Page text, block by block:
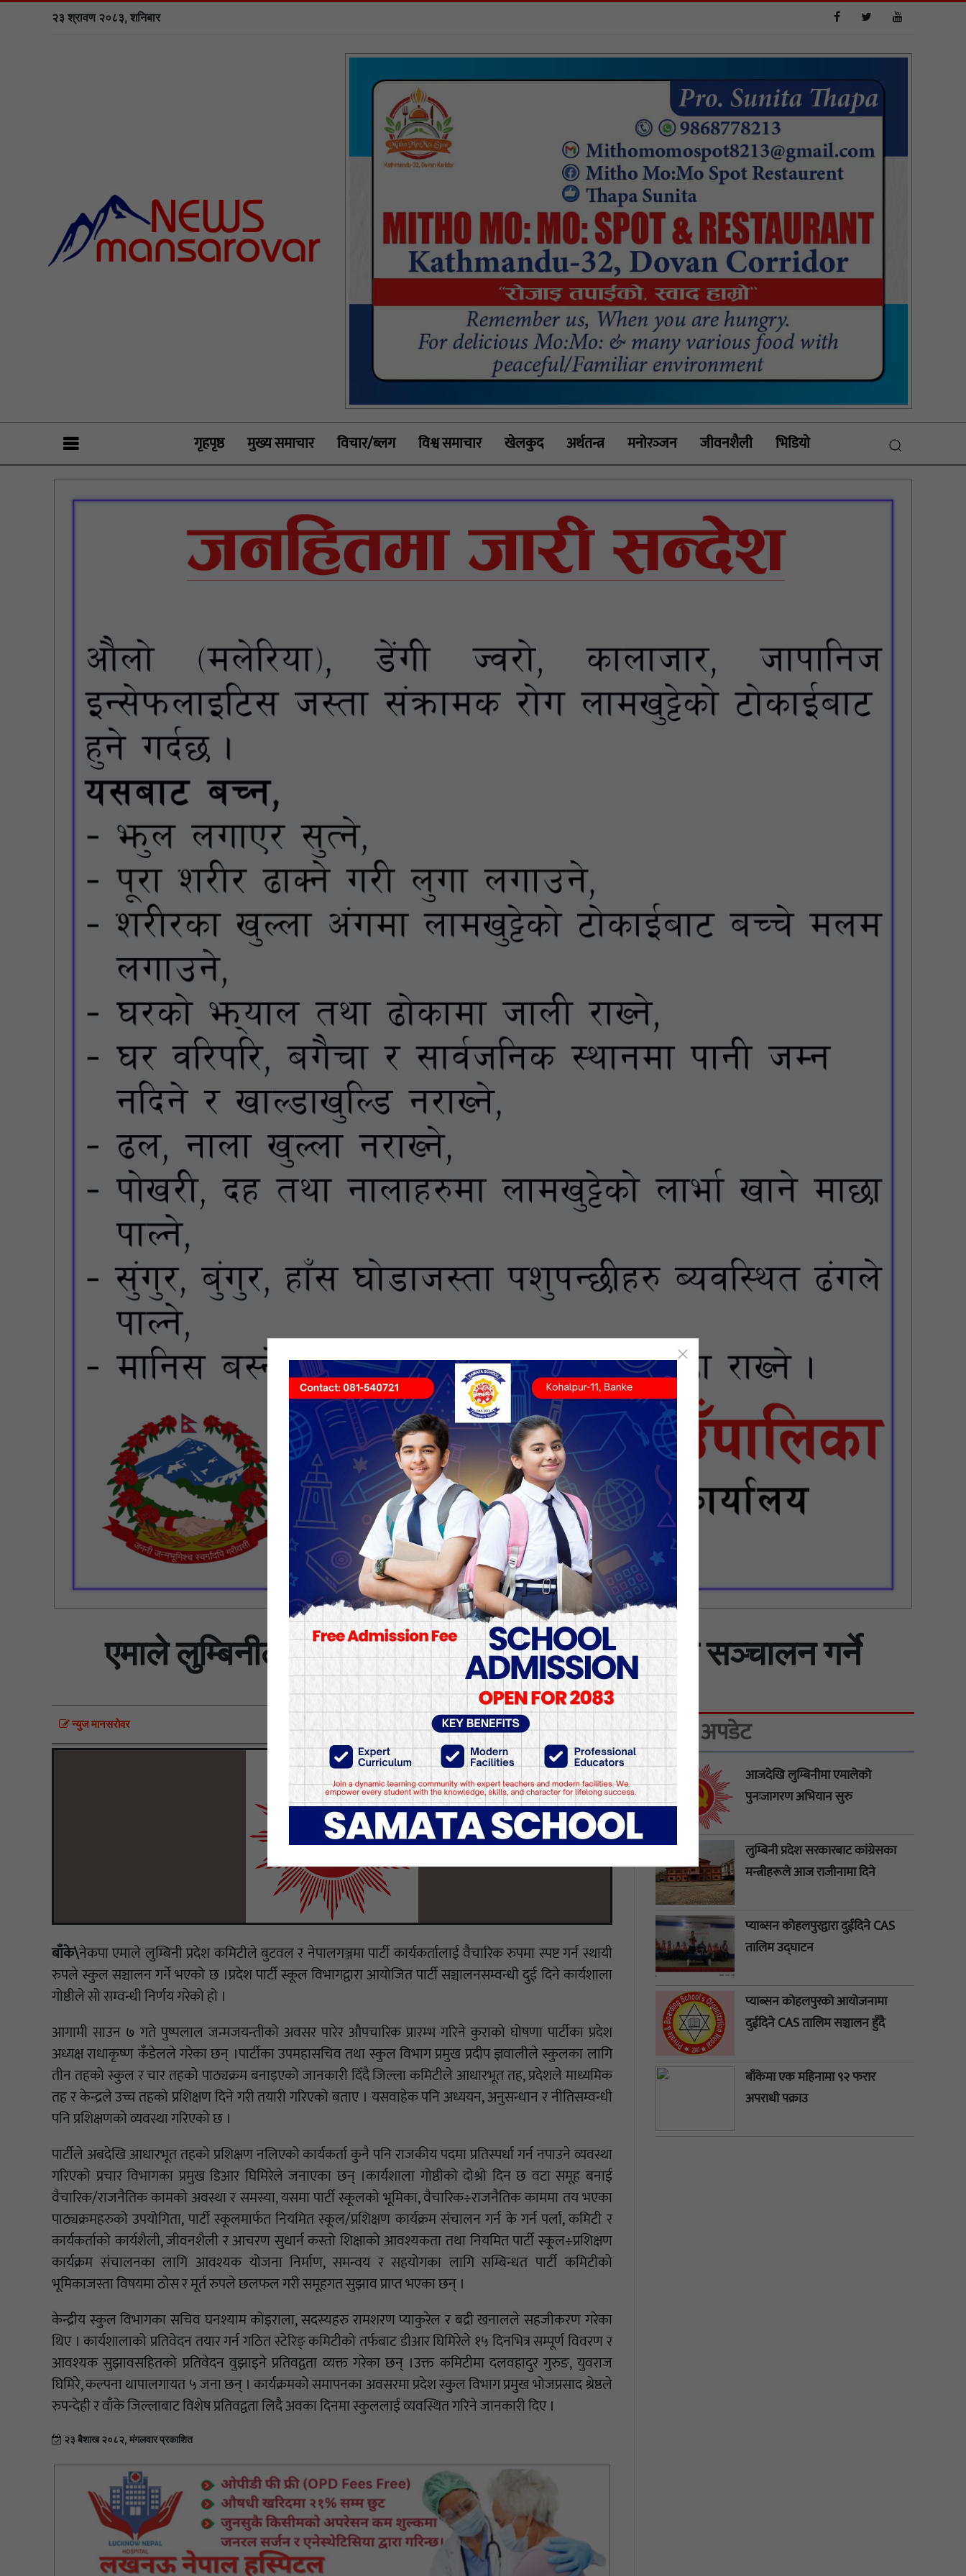
२३ श्रावण २०८३, शनिबार
गृहपृष्ठ मुख्य समाचार विचार/ब्लग विश्व समाचार खेलकुद अर्थतन्त्र मनोरञ्‍जन जीवनशैली भिडियाे
एमाले लुम्बिनीले बुटवल र नेपालगन्जमा स्थायी स्कुल सञ्चालन गर्ने
न्युज मानसराेवर
बाँके\नेकपा एमाले लुम्बिनी प्रदेश कमिटीले बुटवल र नेपालगञ्जमा पार्टी कार्यकर्तालाई वैचारिक रुपमा स्पष्ट गर्न स्थायी
रुपले स्कुल सञ्चालन गर्ने भएको छ ।प्रदेश पार्टी स्कूल विभागद्वारा आयोजित पार्टी सञ्चालनसम्वन्धी दुई दिने कार्यशाला
गोष्ठीले सो सम्वन्धी निर्णय गरेको हो ।
आगामी साउन ७ गते पुष्पलाल जन्मजयन्तीको अवसर पारेर औपचारिक प्रारम्भ गरिने कुराको घोषणा पार्टीका प्रदेश
अध्यक्ष राधाकृष्ण कँडेलले गरेका छन् ।पार्टीका उपमहासचिव तथा स्कुल विभाग प्रमुख प्रदीप ज्ञवालीले स्कुलका लागि
तीन तहको स्कुल र चार तहको पाठ्यक्रम बनाइएको जानकारी दिँदै जिल्ला कमिटीले आधारभूत तह, प्रदेशले माध्यमिक
तह र केन्द्रले उच्च तहको प्रशिक्षण दिने गरी तयारी गरिएको बताए । यसवाहेक पनि अध्ययन, अनुसन्धान र नीतिसम्वन्धी
पनि प्रशिक्षणको व्यवस्था गरिएको छ ।
पार्टीले अबदेखि आधारभूत तहको प्रशिक्षण नलिएको कार्यकर्ता कुनै पनि राजकीय पदमा प्रतिस्पर्धा गर्न नपाउने व्यवस्था
गरिएको प्रचार विभागका प्रमुख डिआर घिमिरेले जनाएका छन् ।कार्यशाला गोष्ठीको दोश्रो दिन छ वटा समूह बनाई
वैचारिक/राजनैतिक कामको अवस्था र समस्या, यसमा पार्टी स्कूलको भूमिका, वैचारिक÷राजनैतिक काममा तय भएका
पाठ्यक्रमहरुको उपयोगिता, पार्टी स्कूलमार्फत नियमित स्कूल/प्रशिक्षण कार्यक्रम संचालन गर्न के गर्न पर्ला, कमिटी र
कार्यकर्ताको कार्यशैली, जीवनशैली र आचरण सुधार्न कस्तो शिक्षाको आवश्यकता तथा नियमित पार्टी स्कूल÷प्रशिक्षण
कार्यक्रम संचालनका लागि आवश्यक योजना निर्माण, समन्वय र सहयोगका लागि सम्बिन्धत पार्टी कमिटीको
भूमिकाजस्ता विषयमा ठोस र मूर्त रुपले छलफल गरी समूहगत सुझाव प्राप्त भएका छन् ।
केन्द्रीय स्कुल विभागका सचिव घनश्याम कोइराला, सदस्यहरु रामशरण प्याकुरेल र बद्री खनालले सहजीकरण गरेका
थिए । कार्यशालाको प्रतिवेदन तयार गर्न गठित स्टेरिङ् कमिटीको तर्फबाट डीआर घिमिरेले १५ दिनभित्र सम्पूर्ण विवरण र
आवश्यक सुझावसहितको प्रतिवेदन वुझाइने प्रतिवद्वता व्यक्त गरेका छन् ।उक्त कमिटीमा दलवहादुर गुरुङ, युवराज
घिमिरे, कल्पना थापालगायत ५ जना छन् । कार्यक्रमको समापनका अवसरमा प्रदेश स्कुल विभाग प्रमुख भोजप्रसाद श्रेष्ठले
रुपन्देही र वाँके जिल्लाबाट विशेष प्रतिवद्वता लिदै अवका दिनमा स्कुललाई व्यवस्थित गरिने जानकारी दिए ।
२३ बैशाख २०८२, मंगलवार प्रकाशित
ताजा अपडेट
आजदेखि लुम्बिनीमा एमालेको
पुनःजागरण अभियान सुरु
लुम्बिनी प्रदेश सरकारबाट कांग्रेसका
मन्त्रीहरूले आज राजीनामा दिने
प्याब्सन कोहलपुरद्वारा दुईदिने CAS
तालिम उद्घाटन
प्याब्सन कोहलपुरको आयोजनामा
दुईदिने CAS तालिम सञ्चालन हुँदै
बाँकेमा एक महिनामा ९२ फरार
अपराधी पक्राउ